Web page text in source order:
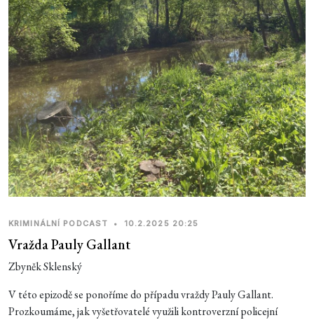
KRIMINÁLNÍ PODCAST • 10.2.2025 20:25
Vražda Pauly Gallant
Zbyněk Sklenský
V této epizodě se ponoříme do případu vraždy Pauly Gallant.
Prozkoumáme, jak vyšetřovatelé využili kontroverzní policejní